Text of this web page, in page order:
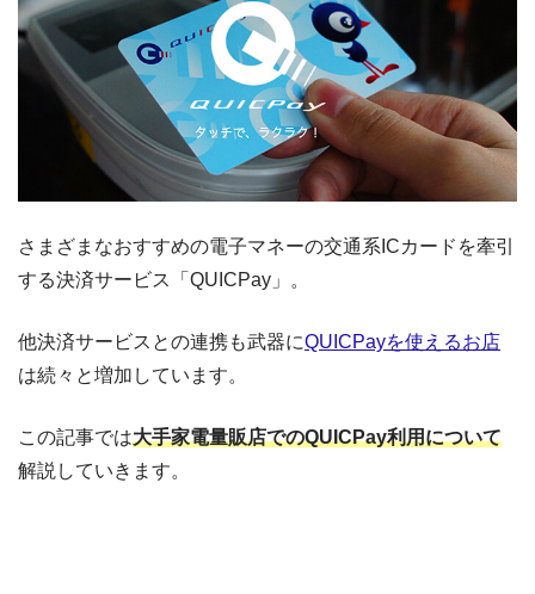
さまざまなおすすめの電子マネーの交通系ICカードを牽引
する決済サービス「QUICPay」。
他決済サービスとの連携も武器にQUICPayを使えるお店
は続々と増加しています。
この記事では大手家電量販店でのQUICPay利用について
解説していきます。